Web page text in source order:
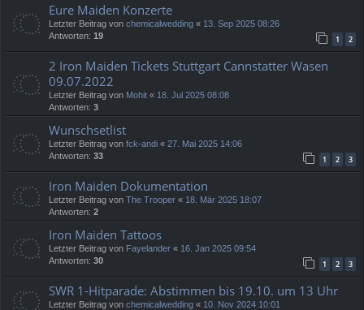
Eure Maiden Konzerte
Letzter Beitrag von chemicalwedding « 13. Sep 2025 08:26
Antworten: 19 1 2
2 Iron Maiden Tickets Stuttgart Cannstatter Wasen
09.07.2022
Letzter Beitrag von Mohit « 18. Jul 2025 08:08
Antworten: 3
Wunschsetlist
Letzter Beitrag von fck-andi « 27. Mai 2025 14:06
Antworten: 33 1 2 3
Iron Maiden Dokumentation
Letzter Beitrag von The Trooper « 18. Mär 2025 18:07
Antworten: 2
Iron Maiden Tattoos
Letzter Beitrag von Fayelander « 16. Jan 2025 09:54
Antworten: 30 1 2 3
SWR 1-Hitparade: Abstimmen bis 19.10. um 13 Uhr
Letzter Beitrag von chemicalwedding « 10. Nov 2024 10:01